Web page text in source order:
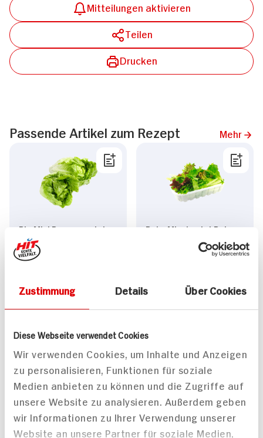
Zustimmung Details Über Cookies
Diese Webseite verwendet Cookies
Wir verwenden Cookies, um Inhalte und Anzeigen
zu personalisieren, Funktionen für soziale
Medien anbieten zu können und die Zugriffe auf
unsere Website zu analysieren. Außerdem geben
wir Informationen zu Ihrer Verwendung unserer
Website an unsere Partner für soziale Medien,
Mitteilungen aktivieren
Teilen
Drucken
Passende Artikel zum Rezept Mehr
Bio Mini Romanasalat
2St Packung
Baby Mischsalat Baby
2.
Alle Rezepte